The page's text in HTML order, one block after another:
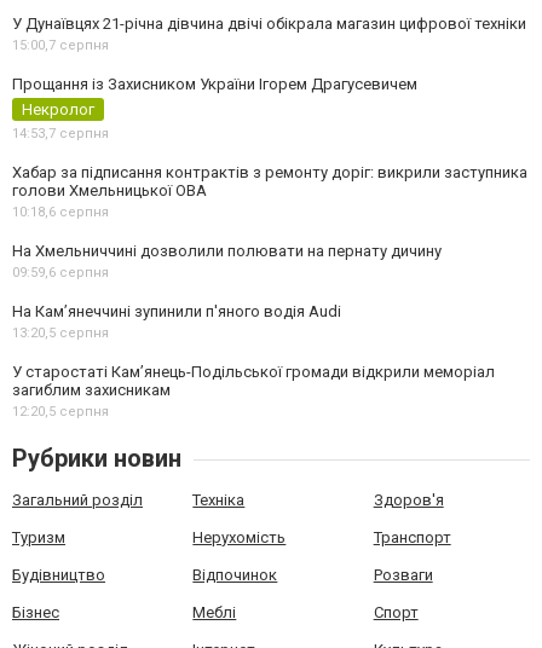
У Дунаївцях 21-річна дівчина двічі обікрала магазин цифрової техніки
15:00,7 серпня
Прощання із Захисником України Ігорем Драгусевичем
Некролог
14:53,7 серпня
Хабар за підписання контрактів з ремонту доріг: викрили заступника
голови Хмельницької ОВА
10:18,6 серпня
На Хмельниччині дозволили полювати на пернату дичину
09:59,6 серпня
На Камʼянеччині зупинили п'яного водія Audi
13:20,5 серпня
У старостаті Кам’янець-Подільської громади відкрили меморіал
загиблим захисникам
12:20,5 серпня
Рубрики новин
Загальний розділ Техніка Здоров'я
Туризм Нерухомість Транспорт
Будівництво Відпочинок Розваги
Бізнес Меблі Спорт